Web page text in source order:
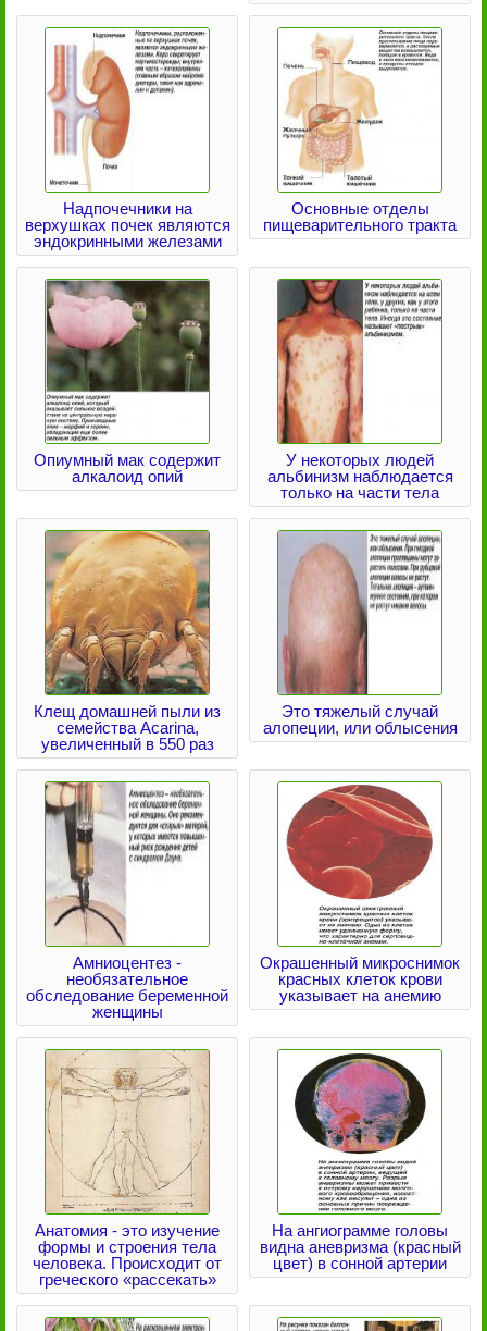
Надпочечники на
верхушках почек являются
эндокринными железами
Основные отделы
пищеварительного тракта
Опиумный мак содержит
алкалоид опий
У некоторых людей
альбинизм наблюдается
только на части тела
Клещ домашней пыли из
семейства Acarina,
увеличенный в 550 раз
Это тяжелый случай
алопеции, или облысения
Амниоцентез -
необязательное
обследование беременной
женщины
Окрашенный микроснимок
красных клеток крови
указывает на анемию
Анатомия - это изучение
формы и строения тела
человека. Происходит от
греческого «рассекать»
На ангиограмме головы
видна аневризма (красный
цвет) в сонной артерии